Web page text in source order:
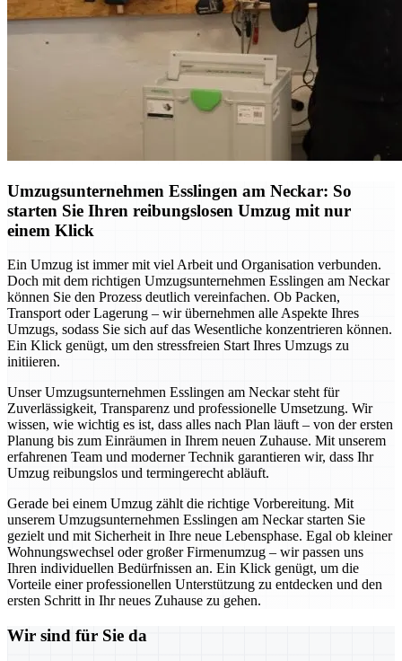
Umzugsunternehmen Esslingen am Neckar: So
starten Sie Ihren reibungslosen Umzug mit nur
einem Klick
Ein Umzug ist immer mit viel Arbeit und Organisation verbunden.
Doch mit dem richtigen Umzugsunternehmen Esslingen am Neckar
können Sie den Prozess deutlich vereinfachen. Ob Packen,
Transport oder Lagerung – wir übernehmen alle Aspekte Ihres
Umzugs, sodass Sie sich auf das Wesentliche konzentrieren können.
Ein Klick genügt, um den stressfreien Start Ihres Umzugs zu
initiieren.
Unser Umzugsunternehmen Esslingen am Neckar steht für
Zuverlässigkeit, Transparenz und professionelle Umsetzung. Wir
wissen, wie wichtig es ist, dass alles nach Plan läuft – von der ersten
Planung bis zum Einräumen in Ihrem neuen Zuhause. Mit unserem
erfahrenen Team und moderner Technik garantieren wir, dass Ihr
Umzug reibungslos und termingerecht abläuft.
Gerade bei einem Umzug zählt die richtige Vorbereitung. Mit
unserem Umzugsunternehmen Esslingen am Neckar starten Sie
gezielt und mit Sicherheit in Ihre neue Lebensphase. Egal ob kleiner
Wohnungswechsel oder großer Firmenumzug – wir passen uns
Ihren individuellen Bedürfnissen an. Ein Klick genügt, um die
Vorteile einer professionellen Unterstützung zu entdecken und den
ersten Schritt in Ihr neues Zuhause zu gehen.
Wir sind für Sie da